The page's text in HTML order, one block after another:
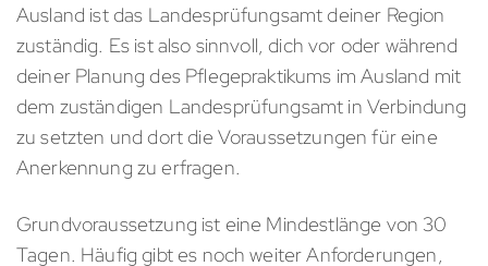
Ausland ist das Landesprüfungsamt deiner Region
zuständig. Es ist also sinnvoll, dich vor oder während
deiner Planung des Pflegepraktikums im Ausland mit
dem zuständigen Landesprüfungsamt in Verbindung
zu setzten und dort die Voraussetzungen für eine
Anerkennung zu erfragen.
Grundvoraussetzung ist eine Mindestlänge von 30
Tagen. Häufig gibt es noch weiter Anforderungen,